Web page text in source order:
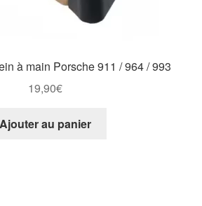
à main Porsche 911 / 964 / 993
19,90€
Ajouter au panier